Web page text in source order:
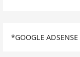
*GOOGLE ADSENSE